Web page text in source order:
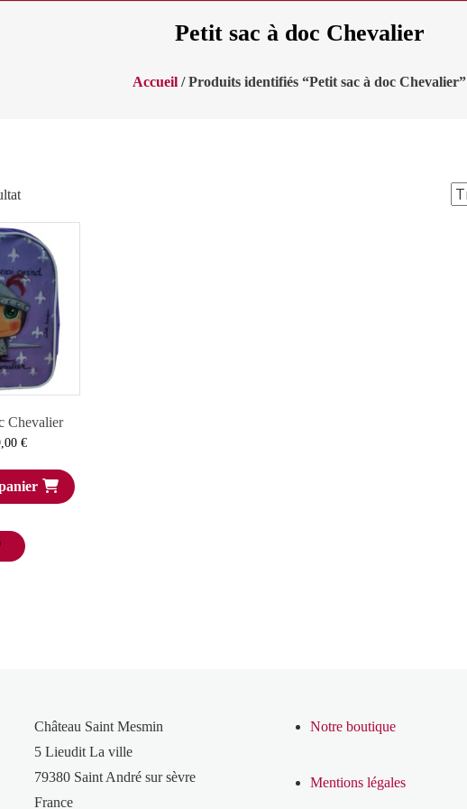
Petit sac à doc Chevalier
Accueil / Produits identifiés “Petit sac à doc Chevalier”
Chevalier
€
Château Saint Mesmin
5 Lieudit La ville
79380 Saint André sur sèvre
France
Notre boutique
Mentions légales